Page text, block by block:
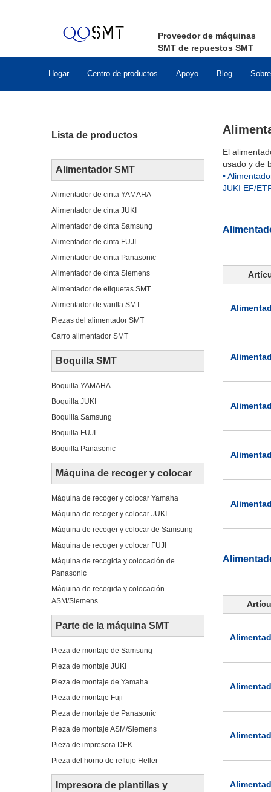
Proveedor de máquinas
SMT de repuestos SMT
Hogar Centro de productos Apoyo Blog
Lista de productos
Alimentador SMT
Alimentador de cinta YAMAHA
Alimentador de cinta JUKI
Alimentador de cinta Samsung
Alimentador de cinta FUJI
Alimentador de cinta Panasonic
Alimentador de cinta Siemens
Alimentador de etiquetas SMT
Alimentador de varilla SMT
Piezas del alimentador SMT
Carro alimentador SMT
Boquilla SMT
Boquilla YAMAHA
Boquilla JUKI
Boquilla Samsung
Boquilla FUJI
Boquilla Panasonic
Máquina de recoger y colocar
Máquina de recoger y colocar Yamaha
Máquina de recoger y colocar JUKI
Máquina de recoger y colocar de Samsung
Máquina de recoger y colocar FUJI
Máquina de recogida y colocación de
Panasonic
Máquina de recogida y colocación
ASM/Siemens
Parte de la máquina SMT
Pieza de montaje de Samsung
Pieza de montaje JUKI
Pieza de montaje de Yamaha
Pieza de montaje Fuji
Pieza de montaje de Panasonic
Pieza de montaje ASM/Siemens
Pieza de impresora DEK
Pieza del horno de reflujo Heller
Impresora de plantillas y
El
usado y de
•
JUKI EF/